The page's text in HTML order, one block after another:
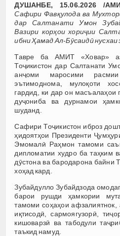
ДУШАНБЕ, 15.06.2026 /
Сафири Фавқулода ва
дар Салтанати Умон
Вазири корҳои хориҷии
ибни Ҳамад Ал-Бӯсаидӣ
Тавре ба АМИТ «Ховар»
Тоҷикистон дар Салтанати
анҷоми маросими
эътимоднома, мулоқоти
гардид, ки дар он масъалаҳои
дуҷониба ва дурнамои
шуданд.
Сафири Тоҷикистон иброз
ҳидоятҳои Президенти
Эмомалӣ Раҳмон тамоми
дипломатии худро ба таҳким
дӯстона ва бародарона байни
хоҳад кард.
Зубайдулло Зубайдзода
барои рушди ҳамкории
тамоми соҳаҳои афзалиятнок,
иқтисодӣ, сармоягузорӣ,
кишоварзӣ ва табодули
таъкид намуд.